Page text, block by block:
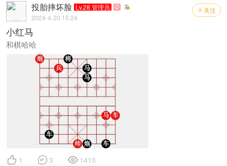
 关注
投胎摔坏脸 Lv.28 管理员 
2024-4-20 15:24
小红马
和棋哈哈
 1  3  1410